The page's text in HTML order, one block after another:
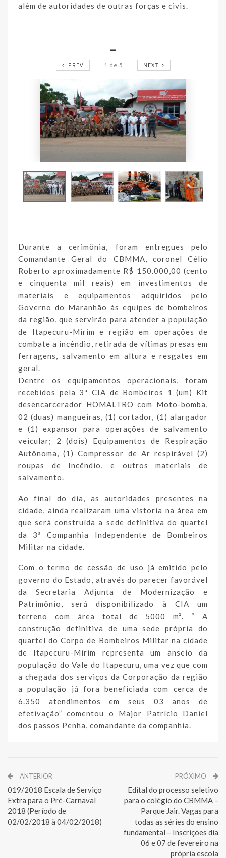
além de autoridades de outras forças e civis.
PREV 1 de 5 NEXT
Durante a cerimônia, foram entregues pelo
Comandante Geral do CBMMA, coronel Célio
Roberto aproximadamente R$ 150.000,00 (cento
e cinquenta mil reais) em investimentos de
materiais e equipamentos adquiridos pelo
Governo do Maranhão às equipes de bombeiros
da região, que servirão para atender a população
de Itapecuru-Mirim e região em operações de
combate a incêndio, retirada de vítimas presas em
ferragens, salvamento em altura e resgates em
geral.
Dentre os equipamentos operacionais, foram
recebidos pela 3ª CIA de Bombeiros 1 (um) Kit
desencarcerador HOMALTRO com Moto-bomba,
02 (duas) mangueiras, (1) cortador, (1) alargador
e (1) expansor para operações de salvamento
veicular; 2 (dois) Equipamentos de Respiração
Autônoma, (1) Compressor de Ar respirável (2)
roupas de Incêndio, e outros materiais de
salvamento.
Ao final do dia, as autoridades presentes na
cidade, ainda realizaram uma vistoria na área em
que será construída a sede definitiva do quartel
da 3ª Companhia Independente de Bombeiros
Militar na cidade.
Com o termo de cessão de uso já emitido pelo
governo do Estado, através do parecer favorável
da Secretaria Adjunta de Modernização e
Patrimônio, será disponibilizado à CIA um
terreno com área total de 5000 m². “ A
construção definitiva de uma sede própria do
quartel do Corpo de Bombeiros Militar na cidade
de Itapecuru-Mirim representa um anseio da
população do Vale do Itapecuru, uma vez que com
a chegada dos serviços da Corporação da região
a população já fora beneficiada com cerca de
6.350 atendimentos em seus 03 anos de
efetivação” comentou o Major Patrício Daniel
dos passos Penha, comandante da companhia.
ANTERIOR
019/2018 Escala de Serviço
Extra para o Pré-Carnaval
2018 (Período de
02/02/2018 à 04/02/2018)
PRÓXIMO
Edital do processo seletivo
para o colégio do CBMMA –
Parque Jair. Vagas para
todas as séries do ensino
fundamental – Inscrições dia
06 e 07 de fevereiro na
própria escola